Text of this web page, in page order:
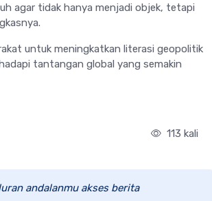
agar tidak hanya menjadi objek, tetapi
untuk meningkatkan literasi geopolitik
tantangan global yang semakin
113 kali
andalanmu akses berita